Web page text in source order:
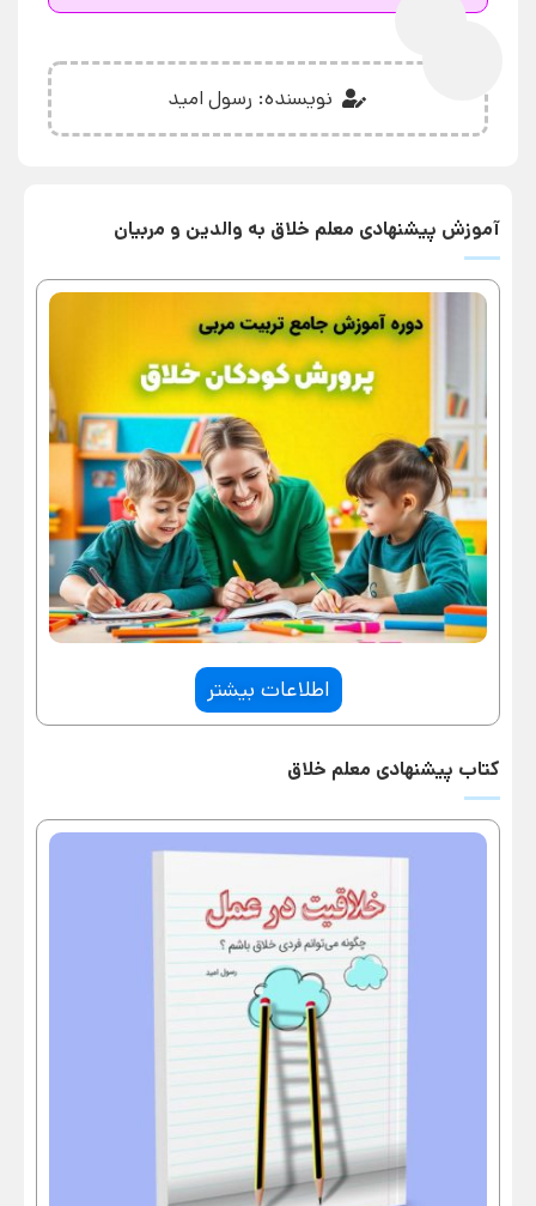
نویسنده: رسول امید
آموزش پیشنهادی معلم خلاق به والدین و مربیان
اطلاعات بیشتر
کتاب پیشنهادی معلم خلاق